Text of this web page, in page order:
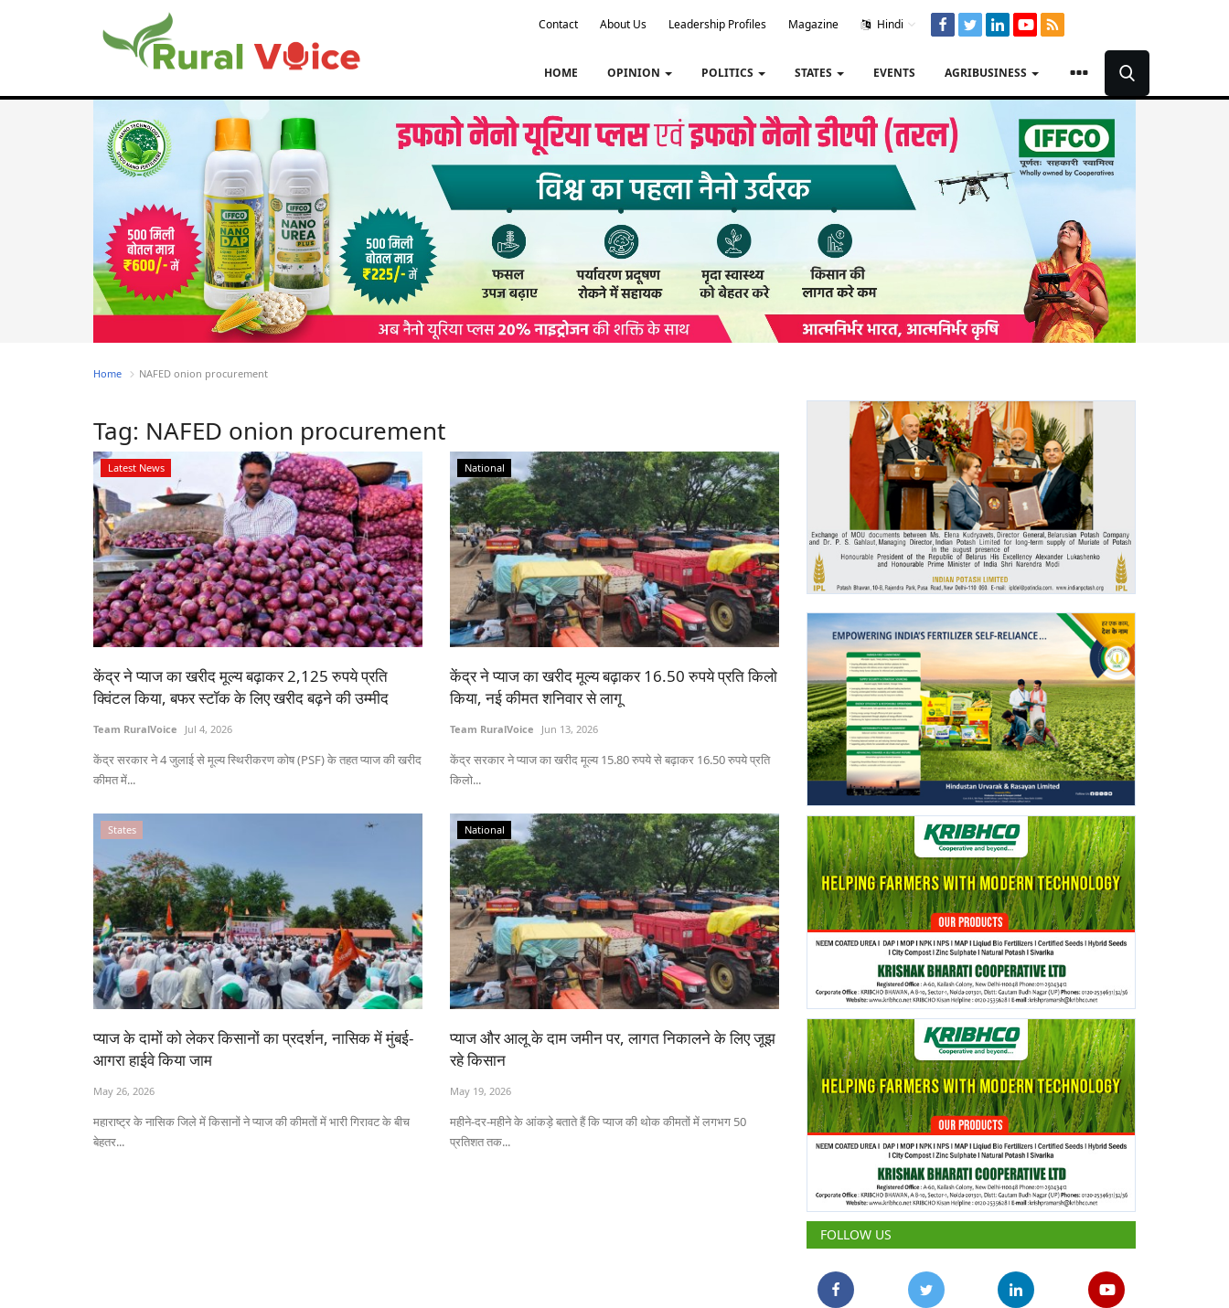
Contact About Us Leadership Profiles Magazine Hindi
HOME OPINION POLITICS STATES EVENTS AGRIBUSINESS
Home NAFED onion procurement
Tag: NAFED onion procurement
Latest News
केंद्र ने प्याज का खरीद मूल्य बढ़ाकर 2,125 रुपये प्रति
क्विंटल किया, बफर स्टॉक के लिए खरीद बढ़ने की उम्मीद
Team RuralVoice Jul 4, 2026
केंद्र सरकार ने 4 जुलाई से मूल्य स्थिरीकरण कोष (PSF) के तहत प्याज की खरीद
कीमत में...
National
केंद्र ने प्याज का खरीद मूल्य बढ़ाकर 16.50 रुपये प्रति किलो
किया, नई कीमत शनिवार से लागू
Team RuralVoice Jun 13, 2026
केंद्र सरकार ने प्याज का खरीद मूल्य 15.80 रुपये से बढ़ाकर 16.50 रुपये प्रति
किलो...
States
प्याज के दामों को लेकर किसानों का प्रदर्शन, नासिक में मुंबई-
आगरा हाईवे किया जाम
May 26, 2026
महाराष्ट्र के नासिक जिले में किसानों ने प्याज की कीमतों में भारी गिरावट के बीच
बेहतर...
National
प्याज और आलू के दाम जमीन पर, लागत निकालने के लिए जूझ
रहे किसान
May 19, 2026
महीने-दर-महीने के आंकड़े बताते हैं कि प्याज की थोक कीमतों में लगभग 50
प्रतिशत तक...
FOLLOW US